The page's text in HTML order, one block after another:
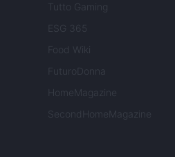
Tutto Gaming
ESG 365
Food Wiki
FuturoDonna
HomeMagazine
SecondHomeMagazine